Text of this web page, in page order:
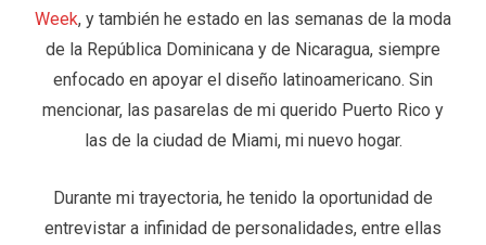
Week, y también he estado en las semanas de la moda
de la República Dominicana y de Nicaragua, siempre
enfocado en apoyar el diseño latinoamericano. Sin
mencionar, las pasarelas de mi querido Puerto Rico y
las de la ciudad de Miami, mi nuevo hogar.
Durante mi trayectoria, he tenido la oportunidad de
entrevistar a infinidad de personalidades, entre ellas